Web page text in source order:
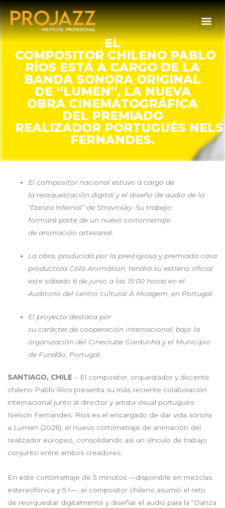
EL
COMPOSITOR CHILENO PABLO
RÍOS ESTÁ A CARGO DE LA
BANDA SONORA ORIGINAL
DE “LUMEN”, LA NUEVA
OBRA CINEMATOGRÁFICA
DEL PREMIADO
REALIZADOR PORTUGUÉS
FERNANDES.
El compositor nacional estuvo a cargo de
la reorquestación digital y el diseño de audio de la
“Danza Infernal” de Stravinsky. Su trabajo
formará parte de un nuevo cortometraje
de animación artesanal.
La obra, producida por la prestigiosa y premiada casa
productora Cola Animation, tendrá su estreno oficial
este sábado 6 de junio a las 15:00 horas en el
Auditorio del centro cultural A Moagem, en Portugal.
El proyecto destaca por
su carácter de cooperación internacional, bajo la
organización del Cineclube Gardunha y el Municipio
de Fundão, Portugal.
SANTIAGO, CHILE – El compositor, orquestador y docente
chileno Pablo Ríos presenta su más reciente colaboración
internacional junto al director y artista visual portugués
Nelson Fernandes. Ríos es el encargado de dar vida sonora
a Lumen (2026), el nuevo cortometraje de animación del
realizador europeo, consolidando así un vínculo de trabajo
conjunto entre ambos creadores.
En este cortometraje de 5 minutos —disponible en mezclas
estereofónica y 5.1—, el compositor chileno asumió el reto
de reorquestar digitalmente y diseñar el audio para la “Danza